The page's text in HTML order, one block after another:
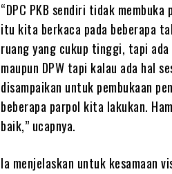
“DPC PKB sendiri tidak
itu kita berkaca pada beberapa
ruang yang cukup tinggi, tapi ada
maupun DPW tapi kalau ada hal
disampaikan untuk pembukaan
beberapa parpol kita lakukan.
baik,” ucapnya.
Ia menjelaskan untuk kesamaan